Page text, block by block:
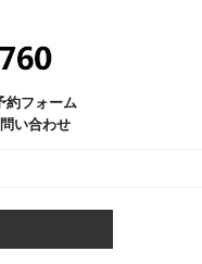
約フォーム
い合わせ